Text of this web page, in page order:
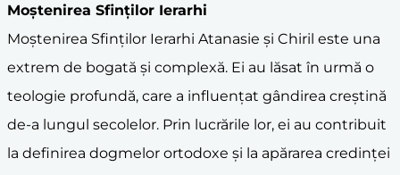
Moștenirea Sfinților Ierarhi
Moștenirea Sfinților Ierarhi Atanasie și Chiril este una
extrem de bogată și complexă. Ei au lăsat în urmă o
teologie profundă, care a influențat gândirea creștină
de-a lungul secolelor. Prin lucrările lor, ei au contribuit
la definirea dogmelor ortodoxe și la apărarea credinței